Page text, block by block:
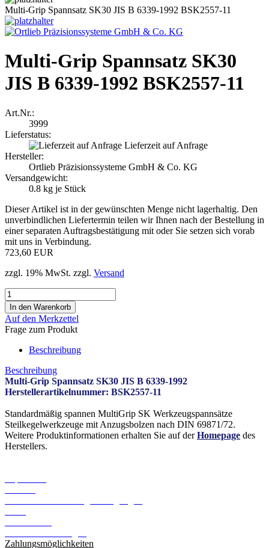
Multi-Grip Spannsatz SK30 JIS B 6339-1992 BSK2557-11
Multi-Grip Spannsatz SK30
JIS B 6339-1992 BSK2557-11
Art.Nr.:
3999
Lieferstatus:
Lieferzeit auf Anfrage
Hersteller:
Ortlieb Präzisionssysteme GmbH & Co. KG
Versandgewicht:
0.8 kg je Stück
Dieser Artikel ist in der gewünschten Menge nicht lagerhaltig. Den
unverbindlichen Liefertermin teilen wir Ihnen nach der Bestellung in
einer separaten Auftragsbestätigung mit oder Sie setzen sich vorab
mit uns in Verbindung.
723,60 EUR
zzgl. 19% MwSt. zzgl. Versand
Auf den Merkzettel
Frage zum Produkt
Beschreibung
Beschreibung
Multi-Grip Spannsatz SK30 JIS B 6339-1992
Herstellerartikelnummer: BSK2557-11
Standardmäßig spannen MultiGrip SK Werkzeugspannsätze
Steilkegelwerkzeuge mit Anzugsbolzen nach DIN 69871/72.
Weitere Produktinformationen erhalten Sie auf derHomepage des
Herstellers.
Zahlungsmöglichkeiten